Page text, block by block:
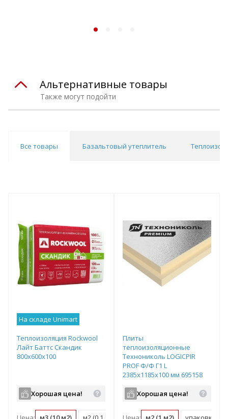
Также могут подойти
Альтернативные товары
Все товары Базальтовый утеплитель
На складе Unimart
Теплоизоляция Rockwool
Лайт Баттс Скандик
800х600х100
Хорошая цена!
Плиты
теплоизоляционные
Технониколь LOGICPIR
PROF Ф/Ф Г1 L
2385х1185х100 мм 695158
Хорошая цена!